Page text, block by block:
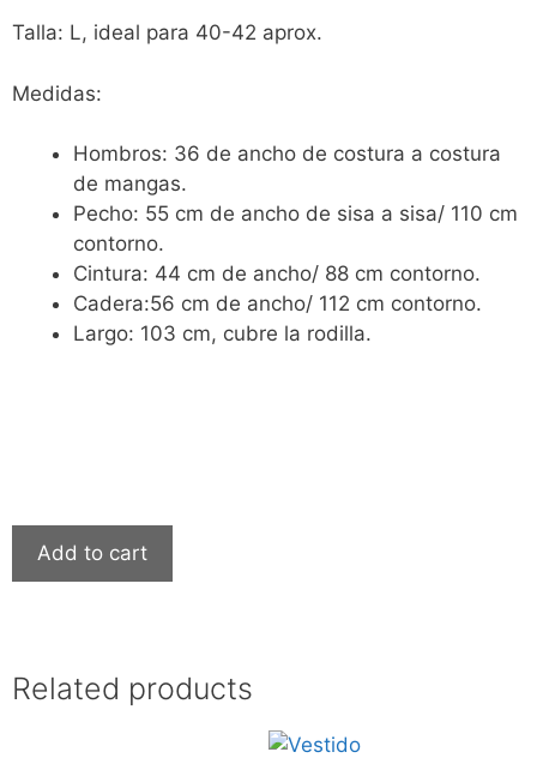
Talla: L, ideal para 40-42 aprox.
Medidas:
Hombros: 36 de ancho de costura a costura
de mangas.
Pecho: 55 cm de ancho de sisa a sisa/ 110 cm
contorno.
Cintura: 44 cm de ancho/ 88 cm contorno.
Cadera:56 cm de ancho/ 112 cm contorno.
Largo: 103 cm, cubre la rodilla.
Add to cart
Related products